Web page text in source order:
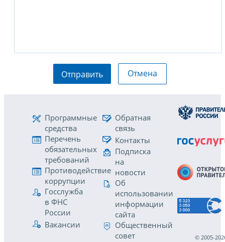
Отправить Отмена
Программные
средства
Перечень
обязательных
требований
Противодействие
коррупции
Госслужба
в ФНС
России
Вакансии
Обратная
связь
Контакты
Подписка
на
новости
Об
использовании
информации
сайта
Общественный
совет
© 2005-